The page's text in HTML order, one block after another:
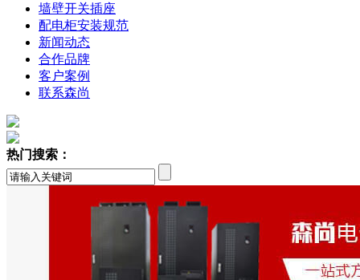
墙壁开关插座
配电柜安装规范
新闻动态
合作品牌
客户案例
联系森尚
热门搜索：